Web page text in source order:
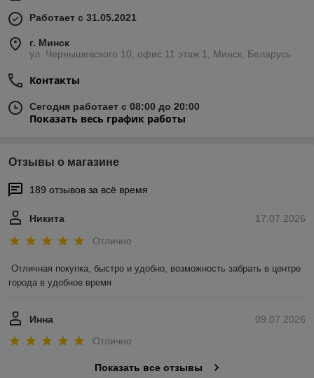
Работает с 31.05.2021
г. Минск
ул. Чернышевского 10, офис 11 этаж 1, Минск, Беларусь
Контакты
Сегодня работает с 08:00 до 20:00
Показать весь график работы
Отзывы о магазине
189 отзывов за всё время
17.07.2026
Никита
Отлично
Отличная покупка, быстро и удобно, возможность забрать в центре
города в удобное время
09.07.2026
Инна
Отлично
Показать все отзывы